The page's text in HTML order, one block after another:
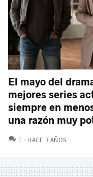
El mayo del
mejores series
siempre en
una razón muy
1 COMENTARIOS
HACE 3 AÑOS